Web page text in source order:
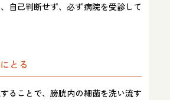
自己判断せず、必ず病院を受診して
とる
ることで、膀胱内の細菌を洗い流す